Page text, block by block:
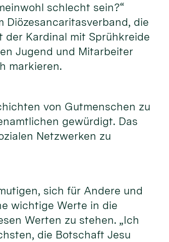
schlecht sein?“
Diözesancaritasverband, die
der Kardinal mit Sprühkreide
Jugend und Mitarbeiter
markieren.
von Gutmenschen zu
gewürdigt. Das
Netzwerken zu
sich für Andere und
wichtige Werte in die
Werten zu stehen. „Ich
die Botschaft Jesu